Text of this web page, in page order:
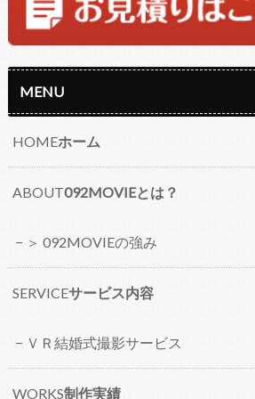
MENU
HOMEホーム
ABOUT092MOVIEとは？
＞ 092MOVIEの強み
SERVICEサービス内容
ＶＲ結婚式撮影サービス
WORKS制作実績